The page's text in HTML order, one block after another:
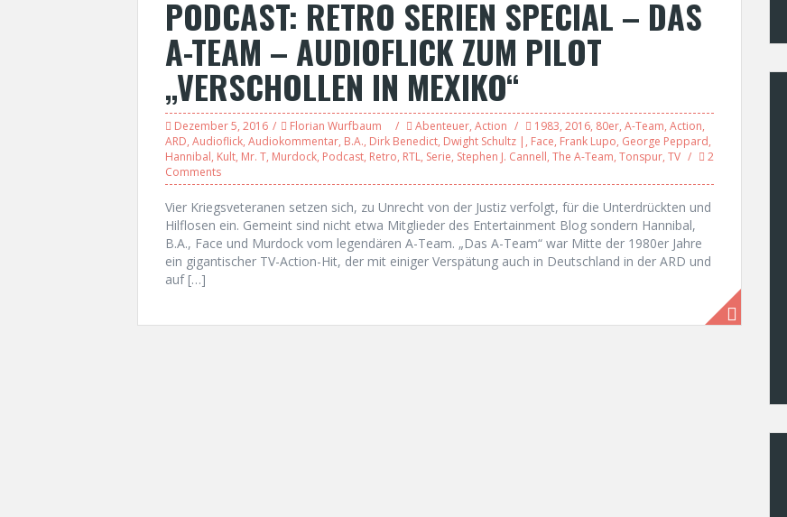
PODCAST: RETRO SERIEN SPECIAL – DAS
A-TEAM – AUDIOFLICK ZUM PILOT
„VERSCHOLLEN IN MEXIKO“
Dezember 5, 2016 Florian Wurfbaum Abenteuer, Action 1983, 2016, 80er, A-Team, Action,
ARD, Audioflick, Audiokommentar, B.A., Dirk Benedict, Dwight Schultz | , Face, Frank Lupo, George Peppard,
Hannibal, Kult, Mr. T, Murdock, Podcast, Retro, RTL, Serie, Stephen J. Cannell, The A-Team, Tonspur, TV
2
Comments
Vier Kriegsveteranen setzen sich, zu Unrecht von der Justiz verfolgt, für die Unterdrückten und
Hilflosen ein. Gemeint sind nicht etwa Mitglieder des Entertainment Blog sondern Hannibal,
B.A., Face und Murdock vom legendären A-Team. „Das A-Team“ war Mitte der 1980er Jahre
ein gigantischer TV-Action-Hit, der mit einiger Verspätung auch in Deutschland in der ARD und
auf […]